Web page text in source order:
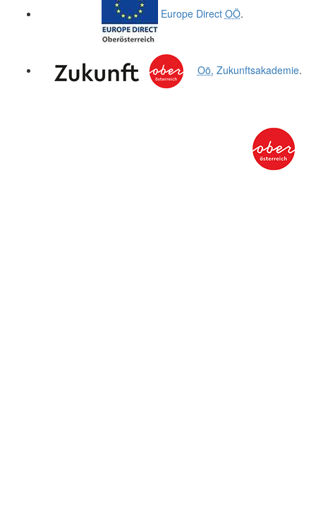
Europe Direct OÖ.
Oö. Zukunftsakademie.